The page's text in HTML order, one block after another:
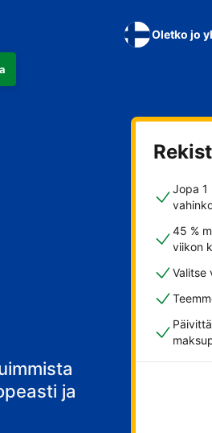
Oletko jo
ja
Jopa 1
45 %
viikon
Valitse